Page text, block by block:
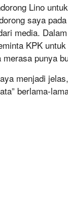
Lino
saya
media.
KPK
merasa punya
menjadi
berlama-